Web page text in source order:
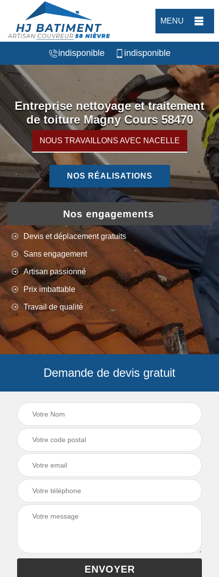
MENU
indisponible indisponible
Entreprise nettoyage et traitement
de toiture Magny Cours 58470
NOUS TRAVAILLONS AVEC NACELLE
NOS RÉALISATIONS
Nos engagements
Devis et déplacement gratuits
Sans engagement
Artisan passionné
Prix imbattable
Travail de qualité
Demande de devis gratuit